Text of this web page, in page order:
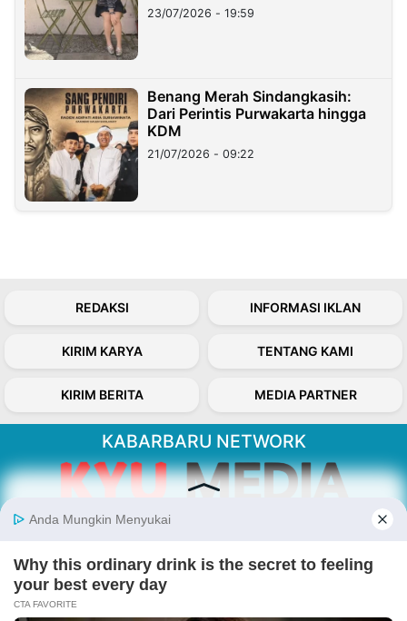
23/07/2026 - 19:59
Benang Merah Sindangkasih:
Dari Perintis Purwakarta hingga
KDM
21/07/2026 - 09:22
REDAKSI INFORMASI IKLAN
KIRIM KARYA TENTANG KAMI
KIRIM BERITA MEDIA PARTNER
KABARBARU NETWORK
Kabarbaru.co menyajikan berita aktual dan
inspiratif dari sudut pandang berbaik sangka